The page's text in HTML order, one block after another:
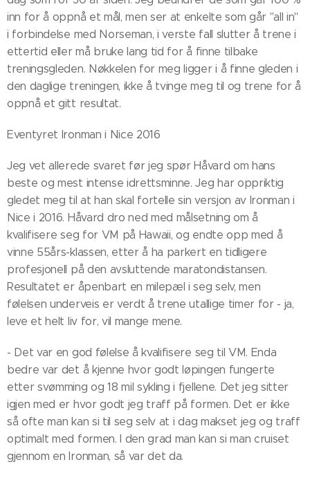
inn for å oppnå et mål, men ser at enkelte som går "all in"
i forbindelse med Norseman, i verste fall slutter å trene i
ettertid eller må bruke lang tid for å finne tilbake
treningsgleden. Nøkkelen for meg ligger i å finne gleden i
den daglige treningen, ikke å tvinge meg til og trene for å
oppnå et gitt resultat.
Eventyret Ironman i Nice 2016
Jeg vet allerede svaret før jeg spør Håvard om hans
beste og mest intense idrettsminne. Jeg har oppriktig
gledet meg til at han skal fortelle sin versjon av Ironman i
Nice i 2016. Håvard dro ned med målsetning om å
kvalifisere seg for VM på Hawaii, og endte opp med å
vinne 55års-klassen, etter å ha parkert en tidligere
profesjonell på den avsluttende maratondistansen.
Resultatet er åpenbart en milepæl i seg selv, men
følelsen underveis er verdt å trene utallige timer for - ja,
leve et helt liv for, vil mange mene.
- Det var en god følelse å kvalifisere seg til VM. Enda
bedre var det å kjenne hvor godt løpingen fungerte
etter svømming og 18 mil sykling i fjellene. Det jeg sitter
igjen med er hvor godt jeg traff på formen. Det er ikke
så ofte man kan si til seg selv at i dag makset jeg og traff
optimalt med formen. I den grad man kan si man cruiset
gjennom en Ironman, så var det da.